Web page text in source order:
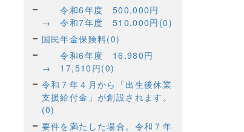
令和6年度 500,000円
→ 令和7年度 510,000円(0)
国民年金保険料(0)
令和6年度 16,980円
→ 17,510円(0)
令和７年４月から「出生後休業
支援給付金」が創設されます。
(0)
要件を満たした場合。令和７年